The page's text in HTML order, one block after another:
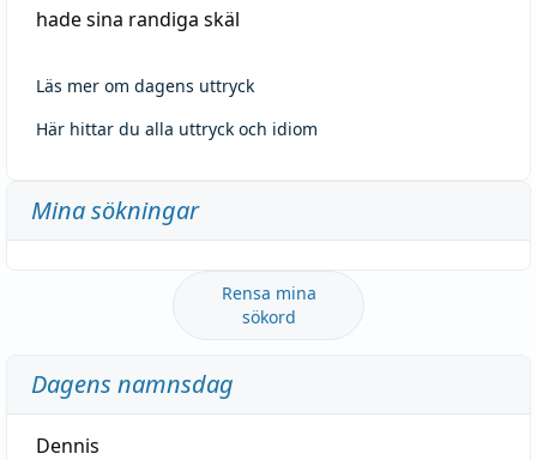
hade sina randiga skäl
Läs mer om dagens uttryck
Här hittar du alla uttryck och idiom
Mina sökningar
Rensa mina
sökord
Dagens namnsdag
Dennis